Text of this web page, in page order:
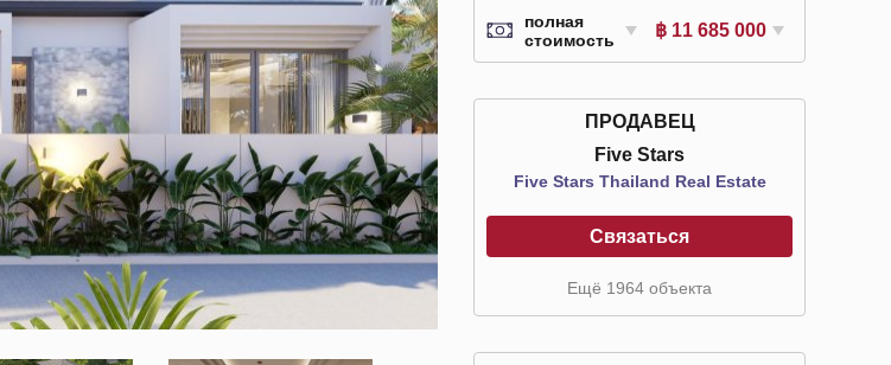
полная
стоимость
฿ 11 685 000
ПРОДАВЕЦ
Five Stars
Five Stars Thailand Real Estate
Связаться
Ещё 1964 объекта